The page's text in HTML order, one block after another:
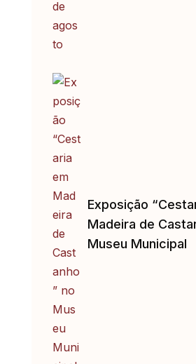
Exposição
Madeira de
Museu Municipal